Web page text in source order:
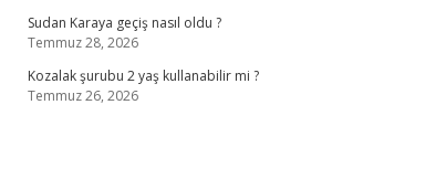
Sudan Karaya geçiş nasıl oldu ?
Temmuz 28, 2026
Kozalak şurubu 2 yaş kullanabilir mi ?
Temmuz 26, 2026